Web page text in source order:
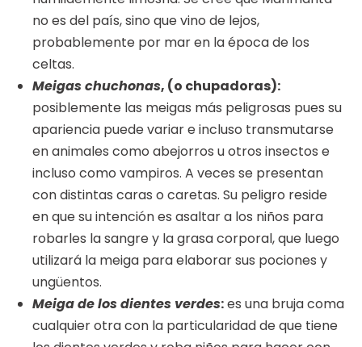
no es del país, sino que vino de lejos,
probablemente por mar en la época de los
celtas.
Meigas chuchonas, (o chupadoras):
posiblemente las meigas más peligrosas pues su
apariencia puede variar e incluso transmutarse
en animales como abejorros u otros insectos e
incluso como vampiros. A veces se presentan
con distintas caras o caretas. Su peligro reside
en que su intención es asaltar a los niños para
robarles la sangre y la grasa corporal, que luego
utilizará la meiga para elaborar sus pociones y
ungüentos.
Meiga de los dientes verdes:es una bruja coma
cualquier otra con la particularidad de que tiene